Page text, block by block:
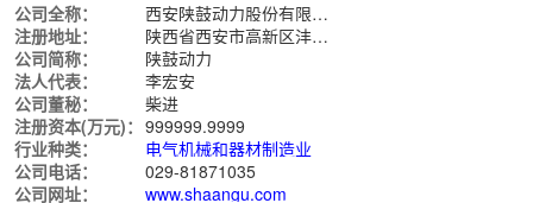
公司全称：
西安陕鼓动力股份有限公司
注册地址：
陕西省西安市高新区沣惠南路8号
公司简称：
陕鼓动力
法人代表：
李宏安
公司董秘：
柴进
注册资本(万元)： 999999.9999
行业种类：
电气机械和器材制造业
公司电话：
029-81871035
公司网址：
www.shaangu.com